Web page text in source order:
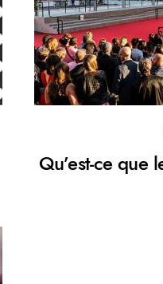
Qu’est-ce que